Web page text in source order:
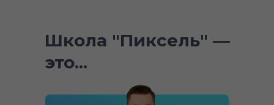
Школа "Пиксель" —
это...